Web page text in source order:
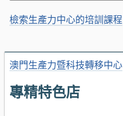
澳門生產力暨科技轉移中心
專精特色店
檢索生產力中心的培訓課程